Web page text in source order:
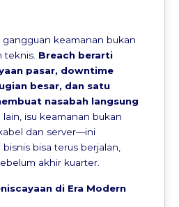
gangguan keamanan bukan
teknis. Breach berarti
pasar, downtime
besar, dan satu
nasabah langsung
isu keamanan bukan
dan server—ini
bisa terus berjalan,
akhir kuarter.
di Era Modern